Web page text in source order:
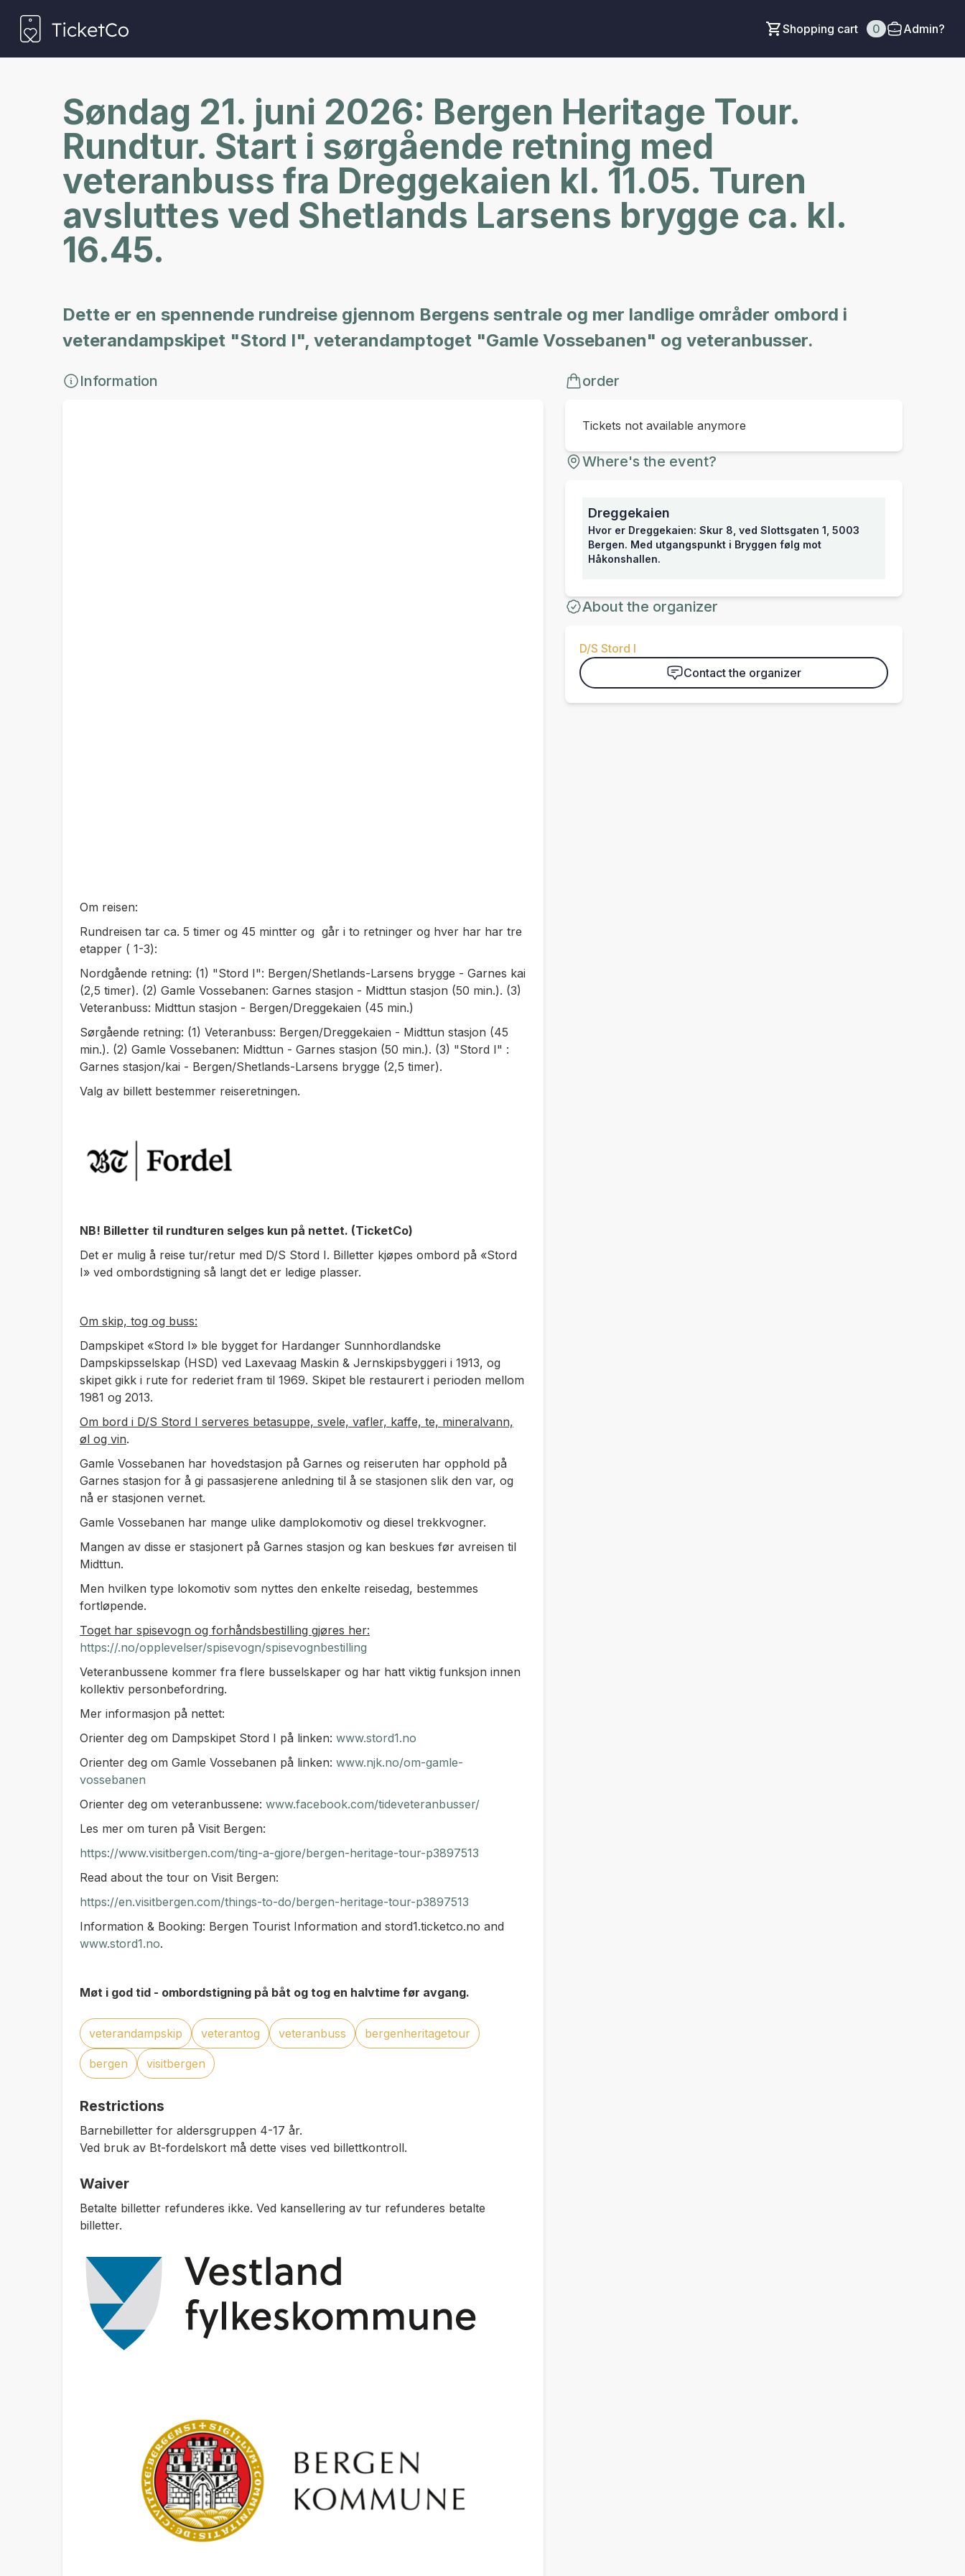
Shopping cart 0 Admin?
Søndag 21. juni 2026: Bergen Heritage Tour.
Rundtur. Start i sørgående retning med
veteranbuss fra Dreggekaien kl. 11.05. Turen
avsluttes ved Shetlands Larsens brygge ca. kl.
16.45.
Dette er en spennende rundreise gjennom Bergens sentrale og mer landlige områder ombord i
veterandampskipet "Stord I", veterandamptoget "Gamle Vossebanen" og veteranbusser.
Information
Om reisen:
Rundreisen tar ca. 5 timer og 45 mintter og går i to retninger og hver har har tre
etapper ( 1-3):
Nordgående retning: (1) "Stord I": Bergen/Shetlands-Larsens brygge - Garnes kai
(2,5 timer). (2) Gamle Vossebanen: Garnes stasjon - Midttun stasjon (50 min.). (3)
Veteranbuss: Midttun stasjon - Bergen/Dreggekaien (45 min.)
Sørgående retning: (1) Veteranbuss: Bergen/Dreggekaien - Midttun stasjon (45
min.). (2) Gamle Vossebanen: Midttun - Garnes stasjon (50 min.). (3) "Stord I" :
Garnes stasjon/kai - Bergen/Shetlands-Larsens brygge (2,5 timer).
Valg av billett bestemmer reiseretningen.
NB! Billetter til rundturen selges kun på nettet. (TicketCo)
Det er mulig å reise tur/retur med D/S Stord I. Billetter kjøpes ombord på «Stord
I» ved ombordstigning så langt det er ledige plasser.
Om skip, tog og buss:
Dampskipet «Stord I» ble bygget for Hardanger Sunnhordlandske
Dampskipsselskap (HSD) ved Laxevaag Maskin & Jernskipsbyggeri i 1913, og
skipet gikk i rute for rederiet fram til 1969. Skipet ble restaurert i perioden mellom
1981 og 2013.
Om bord i D/S Stord I serveres betasuppe, svele, vafler, kaffe, te, mineralvann,
øl og vin.
Gamle Vossebanen har hovedstasjon på Garnes og reiseruten har opphold på
Garnes stasjon for å gi passasjerene anledning til å se stasjonen slik den var, og
nå er stasjonen vernet.
Gamle Vossebanen har mange ulike damplokomotiv og diesel trekkvogner.
Mangen av disse er stasjonert på Garnes stasjon og kan beskues før avreisen til
Midttun.
Men hvilken type lokomotiv som nyttes den enkelte reisedag, bestemmes
fortløpende.
Toget har spisevogn og forhåndsbestilling gjøres her:
https://.no/opplevelser/spisevogn/spisevognbestilling
Veteranbussene kommer fra flere busselskaper og har hatt viktig funksjon innen
kollektiv personbefordring.
Mer informasjon på nettet:
Orienter deg om Dampskipet Stord I på linken: www.stord1.no
Orienter deg om Gamle Vossebanen på linken: www.njk.no/om-gamle-
vossebanen
Orienter deg om veteranbussene: www.facebook.com/tideveteranbusser/
Les mer om turen på Visit Bergen:
https://www.visitbergen.com/ting-a-gjore/bergen-heritage-tour-p3897513
Read about the tour on Visit Bergen:
https://en.visitbergen.com/things-to-do/bergen-heritage-tour-p3897513
Information & Booking: Bergen Tourist Information and stord1.ticketco.no and
www.stord1.no.
Møt i god tid - ombordstigning på båt og tog en halvtime før avgang.
veterandampskip veterantog veteranbuss bergenheritagetour
bergen visitbergen
Restrictions
Barnebilletter for aldersgruppen 4-17 år.
Ved bruk av Bt-fordelskort må dette vises ved billettkontroll.
Waiver
Betalte billetter refunderes ikke. Ved kansellering av tur refunderes betalte
billetter.
order
Tickets not available anymore
Where's the event?
Dreggekaien
Hvor er Dreggekaien: Skur 8, ved Slottsgaten 1, 5003
Bergen. Med utgangspunkt i Bryggen følg mot
Håkonshallen.
About the organizer
D/S Stord I
Contact the organizer